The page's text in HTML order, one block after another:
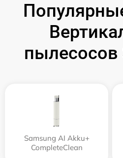
пылесосов
Samsung AI Akku+
CompleteClean